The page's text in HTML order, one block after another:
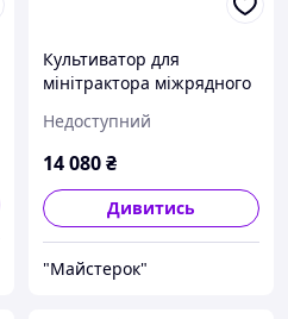
Культиватор для
мінітрактора міжрядного
Недоступний
14 080₴
Дивитись
"Майстерок"